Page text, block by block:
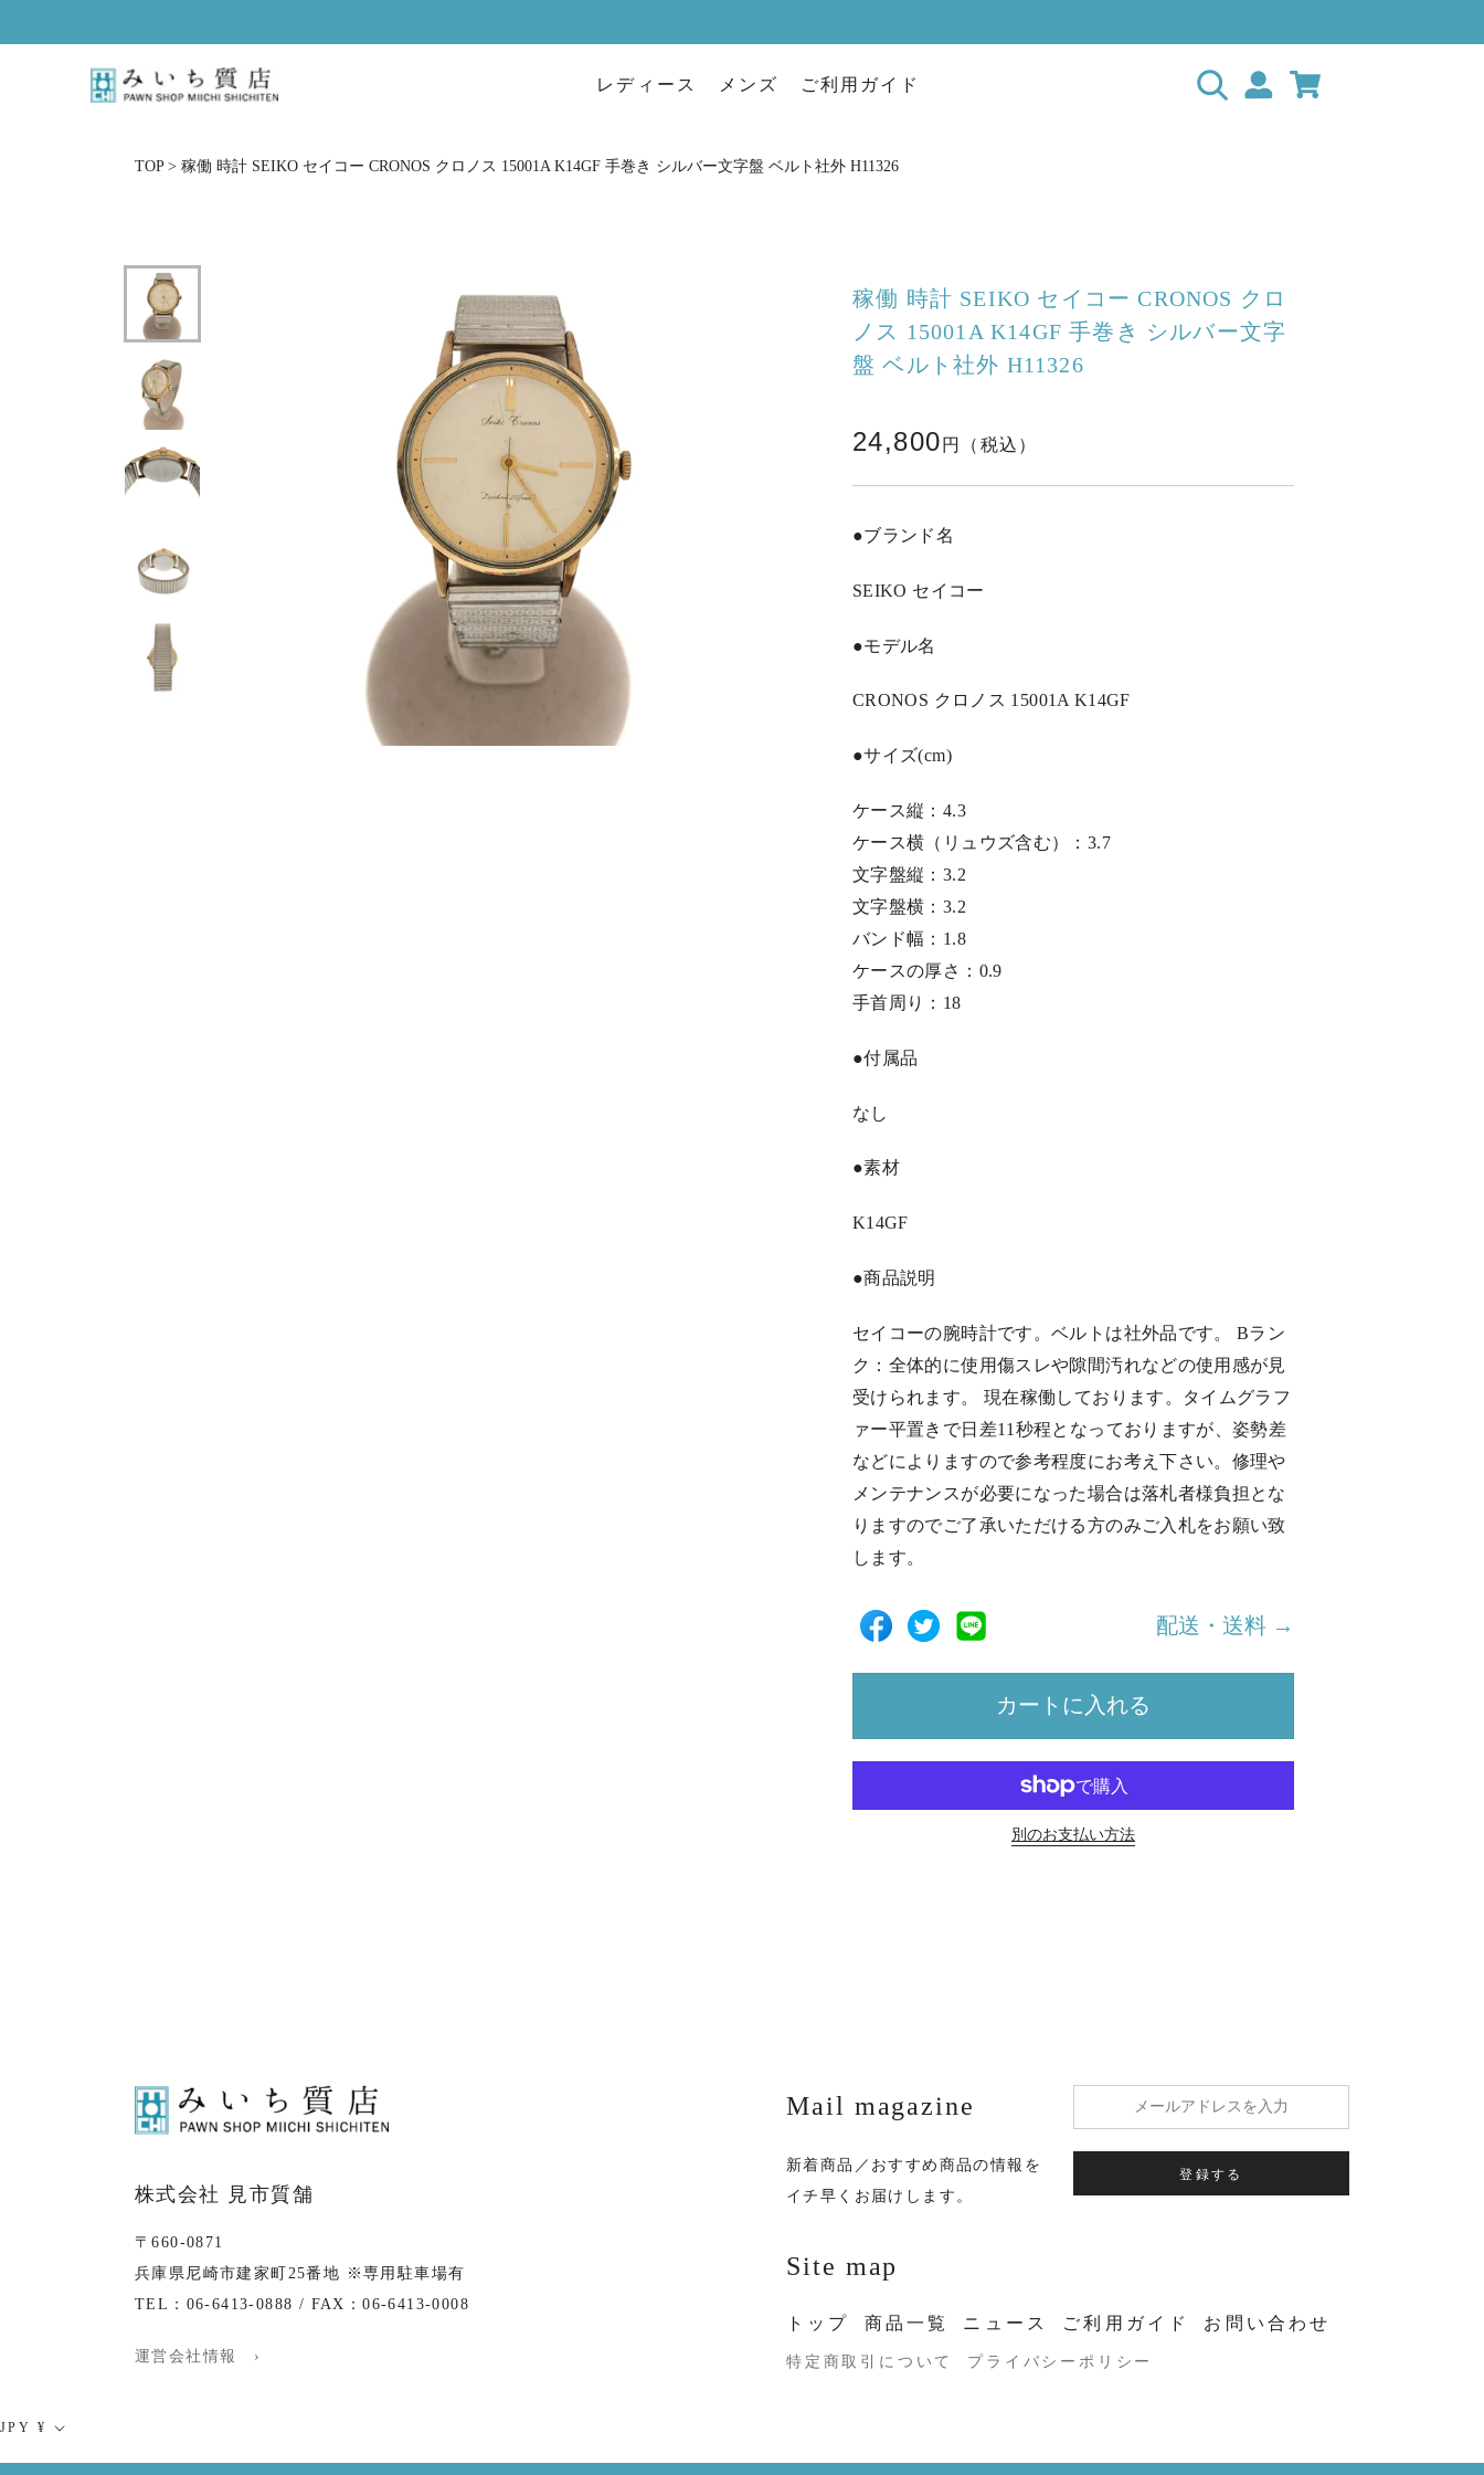
レディース メンズ ご利用ガイド
TOP > 稼働 時計 SEIKO セイコー CRONOS クロノス 15001A K14GF 手巻き シルバー文字盤 ベルト社外 H11326
稼働 時計 SEIKO セイコー CRONOS クロ
ノス 15001A K14GF 手巻き シルバー文字
盤 ベルト社外 H11326
24,800
●ブランド名
SEIKO セイコー
●モデル名
CRONOS クロノス 15001A K14GF
●サイズ(cm)
ケース縦：4.3
ケース横（リュウズ含む）：3.7
文字盤縦：3.2
文字盤横：3.2
バンド幅：1.8
ケースの厚さ：0.9
手首周り：18
●付属品
なし
●素材
K14GF
●商品説明
セイコーの腕時計です。ベルトは社外品です。 Bラン
ク：全体的に使用傷スレや隙間汚れなどの使用感が見
受けられます。 現在稼働しております。タイムグラフ
ァー平置きで日差11秒程となっておりますが、姿勢差
などによりますので参考程度にお考え下さい。修理や
メンテナンスが必要になった場合は落札者様負担とな
りますのでご了承いただける方のみご入札をお願い致
します。
配送・送料 →
カートに入れる
別のお支払い方法
株式会社 見市質舗
〒660-0871
兵庫県尼崎市建家町25番地 ※専用駐車場有
TEL：06-6413-0888 / FAX：06-6413-0008
運営会社情報 ›
Mail magazine
新着商品／おすすめ商品の情報を
イチ早くお届けします。
登録する
Site map
トップ 商品一覧 ニュース ご利用ガイド お問い合わせ
特定商取引について プライバシーポリシー
通
JPY ¥